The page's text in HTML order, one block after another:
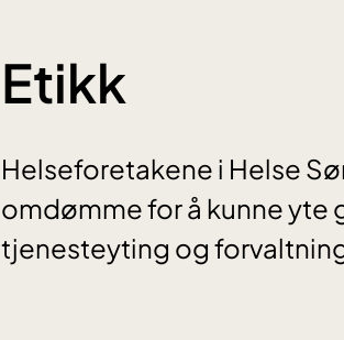
Etikk
Helseforetakene i Helse
omdømme for å kunne yte
tjenesteyting og